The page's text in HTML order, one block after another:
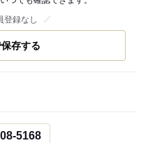
登録なし
存する
5168